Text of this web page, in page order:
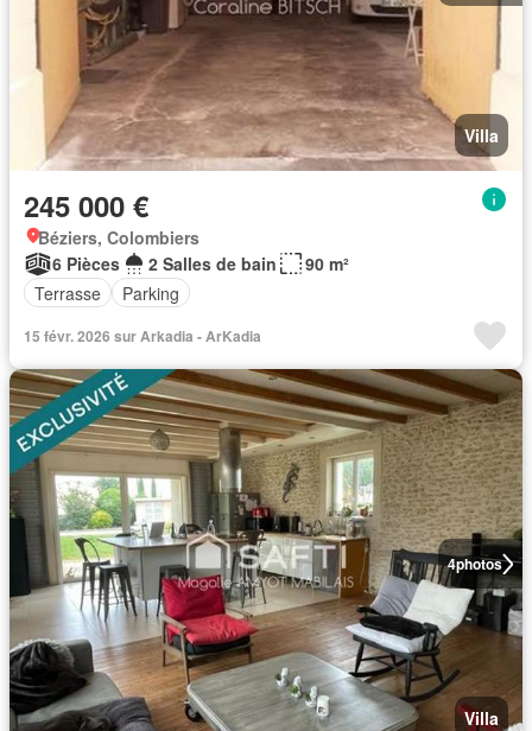
Villa
245 000 €
Béziers, Colombiers
6 Pièces
2 Salles de bain
90 m²
Terrasse
Parking
15 févr. 2026 sur Arkadia - ArKadia
4photos
Villa